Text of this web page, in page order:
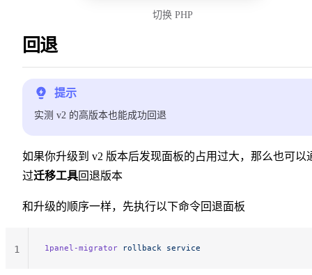
切换 PHP
回退
提示
实测 v2 的高版本也能成功回退
如果你升级到 v2 版本后发现面板的占用过大，那么也可以
过迁移工具回退版本
和升级的顺序一样，先执行以下命令回退面板
1panel-migrator rollback service
1